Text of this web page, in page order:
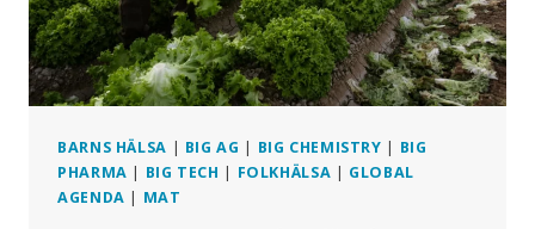
BARNS HÄLSA | BIG AG | BIG CHEMISTRY | BIG
PHARMA | BIG TECH | FOLKHÄLSA | GLOBAL
AGENDA | MAT